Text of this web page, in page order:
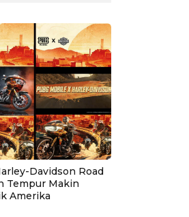
Davidson Road
Tempur Makin
Amerika